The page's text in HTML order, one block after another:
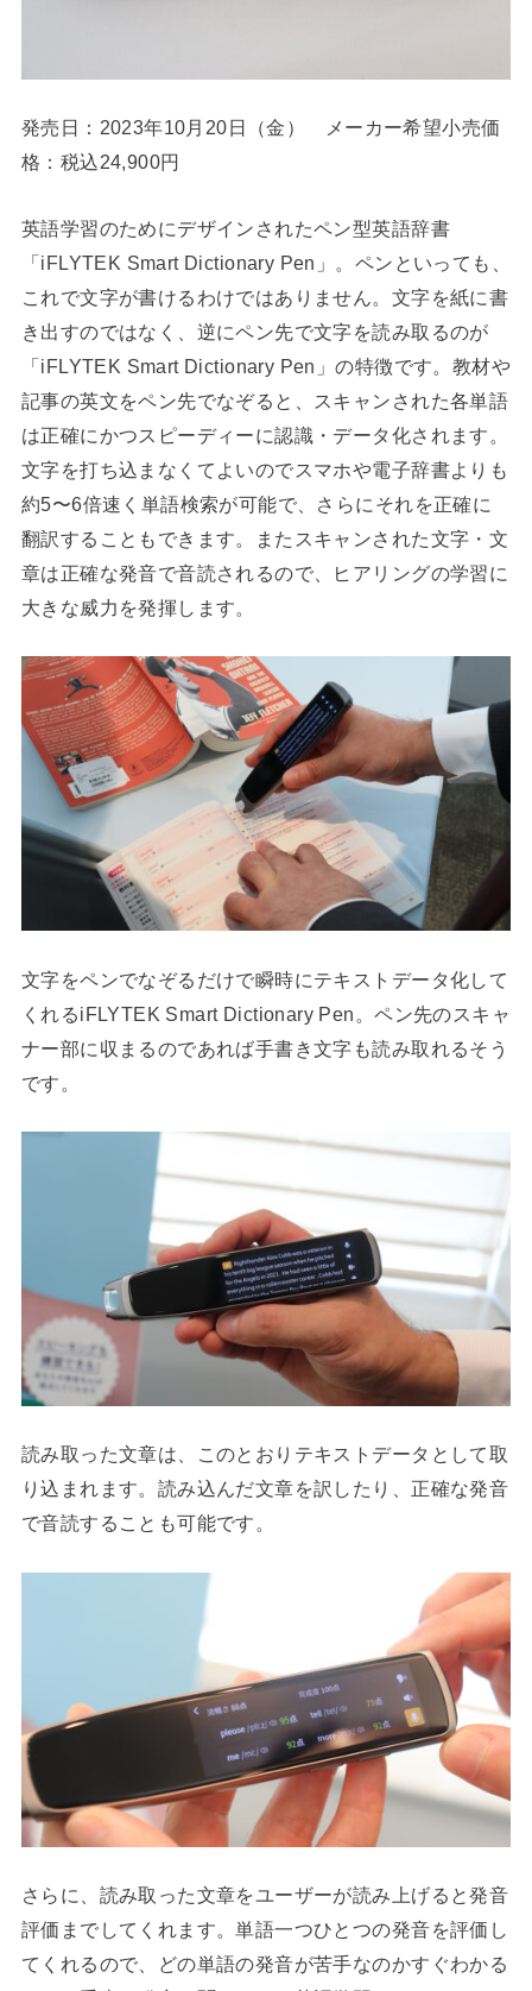
発売日：2023年10月20日（金） メーカー希望小売価
格：税込24,900円
英語学習のためにデザインされたペン型英語辞書
「iFLYTEK Smart Dictionary Pen」。ペンといっても、
これで文字が書けるわけではありません。文字を紙に書
き出すのではなく、逆にペン先で文字を読み取るのが
「iFLYTEK Smart Dictionary Pen」の特徴です。教材や
記事の英文をペン先でなぞると、スキャンされた各単語
は正確にかつスピーディーに認識・データ化されます。
文字を打ち込まなくてよいのでスマホや電子辞書よりも
約5〜6倍速く単語検索が可能で、さらにそれを正確に
翻訳することもできます。またスキャンされた文字・文
章は正確な発音で音読されるので、ヒアリングの学習に
大きな威力を発揮します。
文字をペンでなぞるだけで瞬時にテキストデータ化して
くれるiFLYTEK Smart Dictionary Pen。ペン先のスキャ
ナー部に収まるのであれば手書き文字も読み取れるそう
です。
読み取った文章は、このとおりテキストデータとして取
り込まれます。読み込んだ文章を訳したり、正確な発音
で音読することも可能です。
さらに、読み取った文章をユーザーが読み上げると発音
評価までしてくれます。単語一つひとつの発音を評価し
てくれるので、どの単語の発音が苦手なのかすぐわかる